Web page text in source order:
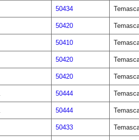
50434
50420
50410
50420
50420
50444
50444
50433